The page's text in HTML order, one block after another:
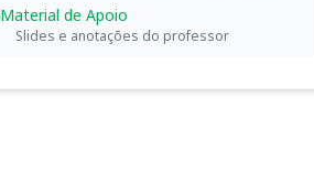
Material de Apoio
Slides e anotações do professor